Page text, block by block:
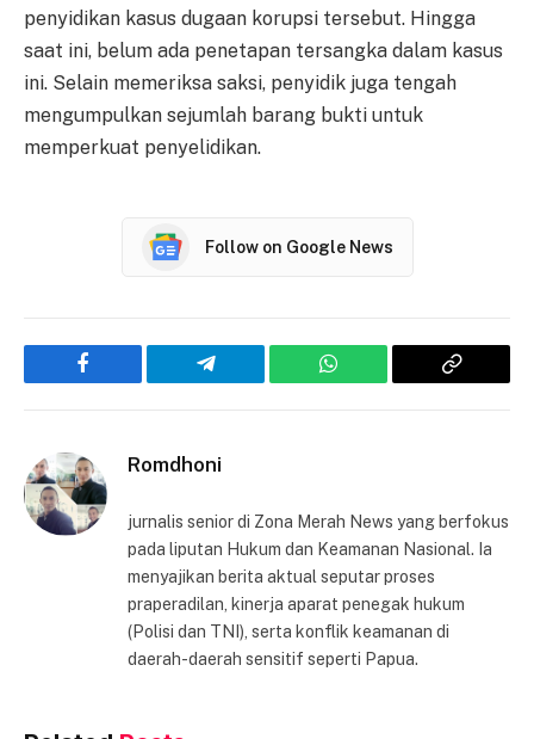
penyidikan kasus dugaan korupsi tersebut. Hingga
saat ini, belum ada penetapan tersangka dalam kasus
ini. Selain memeriksa saksi, penyidik juga tengah
mengumpulkan sejumlah barang bukti untuk
memperkuat penyelidikan.
Follow on Google News
Facebook Telegram WhatsApp
Copy
Romdhoni
jurnalis senior di Zona Merah News yang berfokus
pada liputan Hukum dan Keamanan Nasional. Ia
menyajikan berita aktual seputar proses
praperadilan, kinerja aparat penegak hukum
(Polisi dan TNI), serta konflik keamanan di
daerah-daerah sensitif seperti Papua.